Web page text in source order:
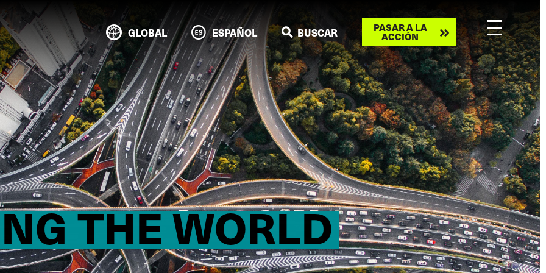
THE WORLD
GLOBAL ESPAÑOL BUSCAR
Take
action
PASAR A LA
ACCIÓN